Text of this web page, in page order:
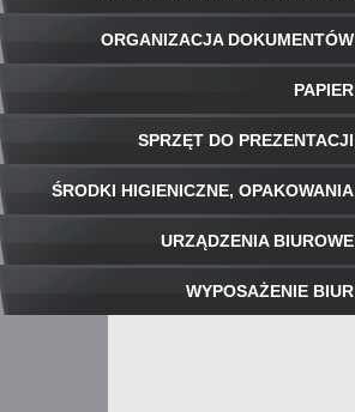
ORGANIZACJA DOKUMENTÓW
PAPIER
SPRZĘT DO PREZENTACJI
ŚRODKI HIGIENICZNE, OPAKOWANIA
URZĄDZENIA BIUROWE
WYPOSAŻENIE BIUR